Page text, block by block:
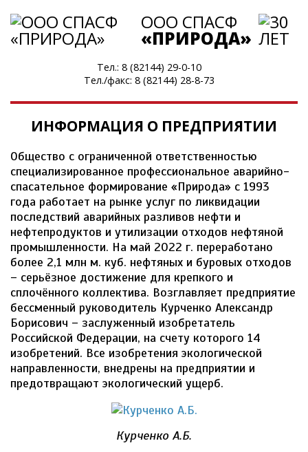
ООО СПАСФ
«ПРИРОДА»
Тел.: 8 (82144) 29-0-10
Тел./факс: 8 (82144) 28-8-73
ИНФОРМАЦИЯ О ПРЕДПРИЯТИИ
Общество с ограниченной ответственностью
специализированное профессиональное аварийно-
спасательное формирование «Природа» с 1993
года работает на рынке услуг по ликвидации
последствий аварийных разливов нефти и
нефтепродуктов и утилизации отходов нефтяной
промышленности. На май 2022 г. переработано
более 2,1 млн м. куб. нефтяных и буровых отходов
– серьёзное достижение для крепкого и
сплочённого коллектива. Возглавляет предприятие
бессменный руководитель Курченко Александр
Борисович – заслуженный изобретатель
Российской Федерации, на счету которого 14
изобретений. Все изобретения экологической
направленности, внедрены на предприятии и
предотвращают экологический ущерб.
Курченко А.Б.